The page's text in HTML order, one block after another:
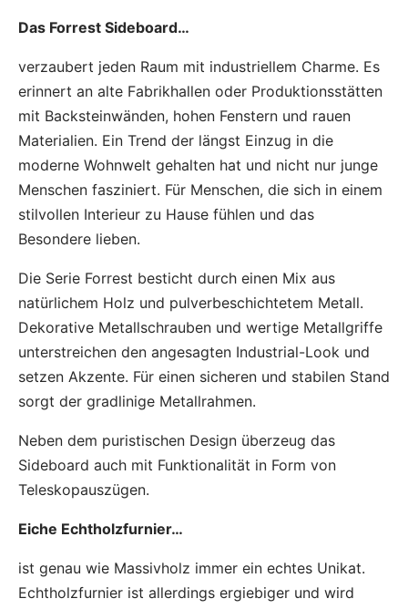
Das Forrest Sideboard…
verzaubert jeden Raum mit industriellem Charme. Es
erinnert an alte Fabrikhallen oder Produktionsstätten
mit Backsteinwänden, hohen Fenstern und rauen
Materialien. Ein Trend der längst Einzug in die
moderne Wohnwelt gehalten hat und nicht nur junge
Menschen fasziniert. Für Menschen, die sich in einem
stilvollen Interieur zu Hause fühlen und das
Besondere lieben.
Die Serie Forrest besticht durch einen Mix aus
natürlichem Holz und pulverbeschichtetem Metall.
Dekorative Metallschrauben und wertige Metallgriffe
unterstreichen den angesagten Industrial-Look und
setzen Akzente. Für einen sicheren und stabilen Stand
sorgt der gradlinige Metallrahmen.
Neben dem puristischen Design überzeug das
Sideboard auch mit Funktionalität in Form von
Teleskopauszügen.
Eiche Echtholzfurnier…
ist genau wie Massivholz immer ein echtes Unikat.
Echtholzfurnier ist allerdings ergiebiger und wird